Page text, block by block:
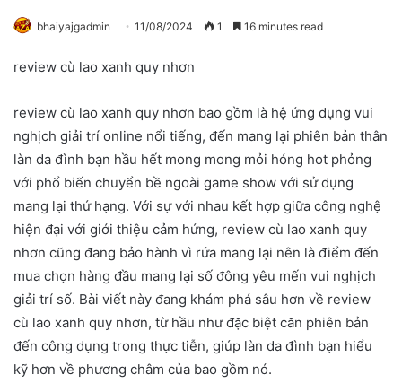
bhaiyajgadmin 11/08/2024 1 16 minutes read
review cù lao xanh quy nhơn
review cù lao xanh quy nhơn bao gồm là hệ ứng dụng vui
nghịch giải trí online nổi tiếng, đến mang lại phiên bản thân
làn da đình bạn hầu hết mong mong mỏi hóng hot phỏng
với phổ biến chuyển bề ngoài game show với sử dụng
mang lại thứ hạng. Với sự với nhau kết hợp giữa công nghệ
hiện đại với giới thiệu cảm hứng, review cù lao xanh quy
nhơn cũng đang bảo hành vì rứa mang lại nên là điểm đến
mua chọn hàng đầu mang lại số đông yêu mến vui nghịch
giải trí số. Bài viết này đang khám phá sâu hơn về review
cù lao xanh quy nhơn, từ hầu như đặc biệt căn phiên bản
đến công dụng trong thực tiễn, giúp làn da đình bạn hiểu
kỹ hơn về phương châm của bao gồm nó.